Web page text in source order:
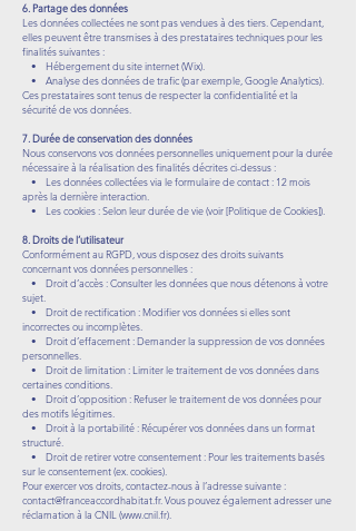
6. Partage des données
Les données collectées ne sont pas vendues à des tiers. Cependant,
elles peuvent être transmises à des prestataires techniques pour les
finalités suivantes :
• Hébergement du site internet (Wix).
• Analyse des données de trafic (par exemple, Google Analytics).
Ces prestataires sont tenus de respecter la confidentialité et la
sécurité de vos données.
7. Durée de conservation des données
Nous conservons vos données personnelles uniquement pour la durée
nécessaire à la réalisation des finalités décrites ci-dessus :
• Les données collectées via le formulaire de contact : 12 mois
après la dernière interaction.
• Les cookies : Selon leur durée de vie (voir [Politique de Cookies]).
8. Droits de l’utilisateur
Conformément au RGPD, vous disposez des droits suivants
concernant vos données personnelles :
• Droit d’accès : Consulter les données que nous détenons à votre
sujet.
• Droit de rectification : Modifier vos données si elles sont
incorrectes ou incomplètes.
• Droit d’effacement : Demander la suppression de vos données
personnelles.
• Droit de limitation : Limiter le traitement de vos données dans
certaines conditions.
• Droit d’opposition : Refuser le traitement de vos données pour
des motifs légitimes.
• Droit à la portabilité : Récupérer vos données dans un format
structuré.
• Droit de retirer votre consentement : Pour les traitements basés
sur le consentement (ex. cookies).
Pour exercer vos droits, contactez-nous à l’adresse suivante :
contact@franceaccordhabitat.fr. Vous pouvez également adresser une
réclamation à la CNIL (www.cnil.fr).